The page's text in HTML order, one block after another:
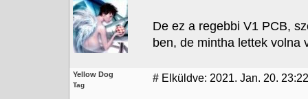
De ez a regebbi V1 PCB,
ben, de mintha lettek volna
Yellow Dog
Tag
# Elküldve: 2021. Jan. 20. 23:22